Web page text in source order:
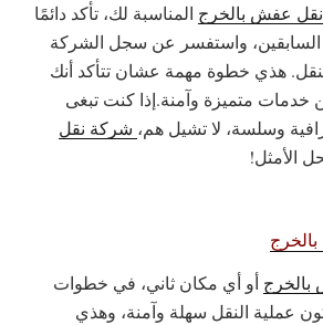
عفش بالخرج المناسبة لك، تأكد دائمًا
السابقين، واستفسر عن سجل الشركة
هذي خطوة مهمة عشان تتأكد أنك
خدمات متميزة وآمنة.إذا كنت تبغى
وسلسة، لا تشيل هم، شركة نقل
الأمثل!
أو أي مكان ثاني، في خطوات
عملية النقل سهلة وآمنة، وهذي